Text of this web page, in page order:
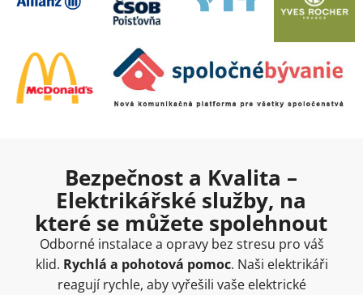
Bezpečnost a Kvalita –
Elektrikářské služby, na
které se můžete spolehnout
Odborné instalace a opravy bez stresu pro váš
klid. Rychlá a pohotová pomoc. Naši elektrikáři
reagují rychle, aby vyřešili vaše elektrické